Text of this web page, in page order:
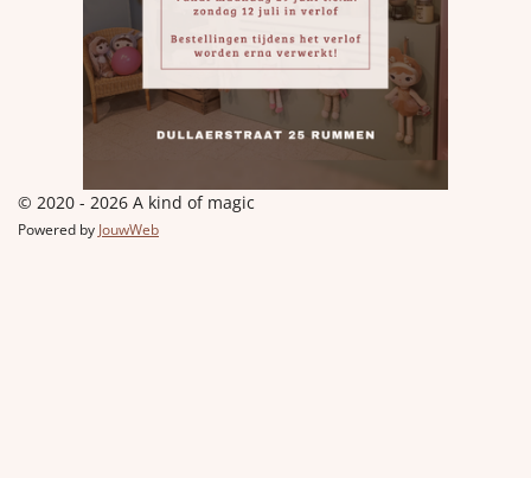
© 2020 - 2026 A kind of magic
Powered by JouwWeb